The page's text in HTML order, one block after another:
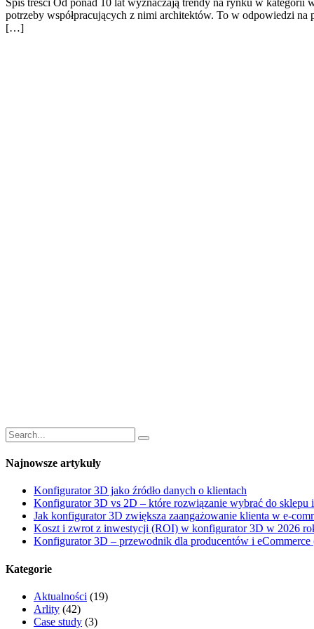
potrzeby współpracujących z nimi architektów. To w odpowiedzi
[…]
Najnowsze artykuły
Konfigurator 3D jako źródło danych o klientach
Konfigurator 3D vs 2D – które rozwiązanie wybrać do sklepu
Jak konfigurator 3D zwiększa zaangażowanie klienta w e-
Koszt i zwrot z inwestycji (ROI) w konfigurator 3D w 2026
Konfigurator 3D – przewodnik dla producentów i eCommerce
Kategorie
Aktualności (19)
Arlity (42)
Case study (3)